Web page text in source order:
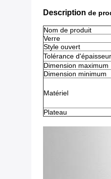
Description de
Nom de produit
Verre
Style ouvert
Tolérance d'épaisseur
Dimension maximum
Dimension minimum
Matériel
Plateau